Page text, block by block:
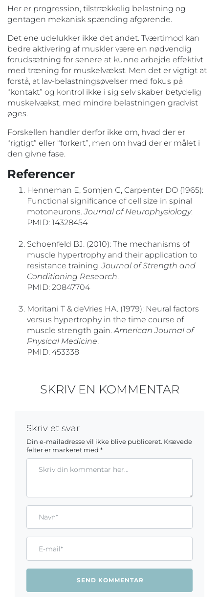
Her er progression, tilstrækkelig belastning og
gentagen mekanisk spænding afgørende.
Det ene udelukker ikke det andet. Tværtimod kan
bedre aktivering af muskler være en nødvendig
forudsætning for senere at kunne arbejde effektivt
med træning for muskelvækst. Men det er vigtigt at
forstå, at lav-belastningsøvelser med fokus på
“kontakt” og kontrol ikke i sig selv skaber betydelig
muskelvækst, med mindre belastningen gradvist
øges.
Forskellen handler derfor ikke om, hvad der er
“rigtigt” eller “forkert”, men om hvad der er målet i
den givne fase.
Referencer
Henneman E, Somjen G, Carpenter DO (1965):
Functional significance of cell size in spinal
motoneurons.Journal of Neurophysiology.
PMID: 14328454
Schoenfeld BJ. (2010): The mechanisms of
muscle hypertrophy and their application to
resistance training.Journal of Strength and
Conditioning Research.
PMID: 20847704
Moritani T & deVries HA. (1979): Neural factors
versus hypertrophy in the time course of
muscle strength gain. American Journal of
Physical Medicine.
PMID: 453338
SKRIV EN KOMMENTAR
Skriv et svar
Din e-mailadresse vil ikke blive publiceret. Krævede
felter er markeret med *